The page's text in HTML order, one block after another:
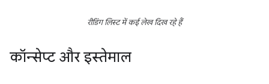
रीडिंग लिस्ट में कई लेख दिख रहे हैं
कॉन्सेप्ट और इस्तेमाल